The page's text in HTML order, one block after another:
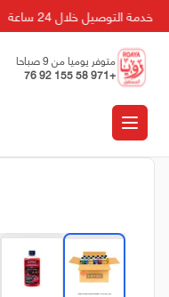
خدمة التوصيل خلال 24 ساعة
متوفر يوميا من 9 صباحا
الى 5 مسائا
+971 58 155 92 76